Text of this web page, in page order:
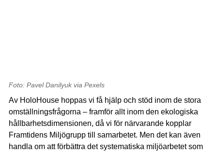
Foto: Pavel Danilyuk via Pexels
Av HoloHouse hoppas vi få hjälp och stöd inom de stora
omställningsfrågorna – framför allt inom den ekologiska
hållbarhetsdimensionen, då vi för närvarande kopplar
Framtidens Miljögrupp till samarbetet. Men det kan även
handla om att förbättra det systematiska miljöarbetet som